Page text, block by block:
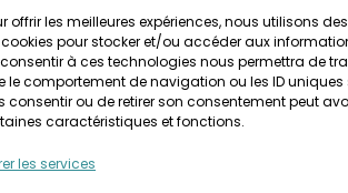
offrir les meilleures expériences, nous utilisons
pour stocker et/ou accéder aux
à ces technologies nous permettra de
le comportement de navigation ou les ID uniques
consentir ou de retirer son consentement peut
caractéristiques et fonctions.
les services
à 12 ans
De 3